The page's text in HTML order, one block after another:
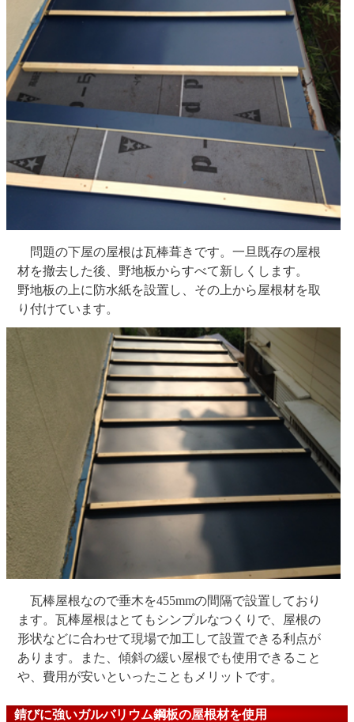
問題の下屋の屋根は瓦棒葺きです。一旦既存の屋根
材を撤去した後、野地板からすべて新しくします。
野地板の上に防水紙を設置し、その上から屋根材を取
り付けています。
瓦棒屋根なので垂木を455mmの間隔で設置しており
ます。瓦棒屋根はとてもシンプルなつくりで、屋根の
形状などに合わせて現場で加工して設置できる利点が
あります。また、傾斜の緩い屋根でも使用できること
や、費用が安いといったこともメリットです。
錆びに強いガルバリウム鋼板の屋根材を使用